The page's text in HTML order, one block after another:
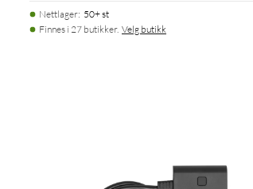
Nettlager: 50+ st
Finnes i 27 butikker. Velg butikk